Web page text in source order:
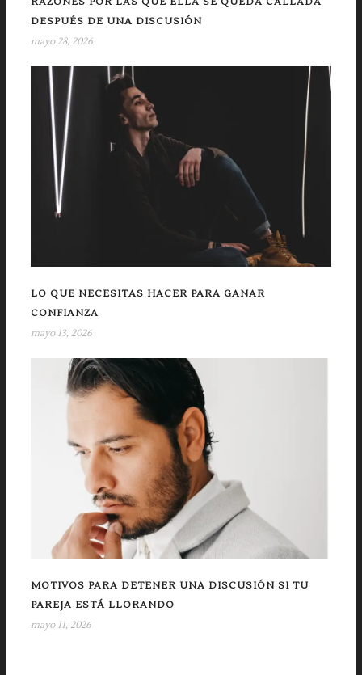
DESPUÉS DE UNA DISCUSIÓN
mayo 28, 2026
LO QUE NECESITAS HACER PARA GANAR
CONFIANZA
mayo 13, 2026
MOTIVOS PARA DETENER UNA DISCUSIÓN SI TU
PAREJA ESTÁ LLORANDO
mayo 11, 2026